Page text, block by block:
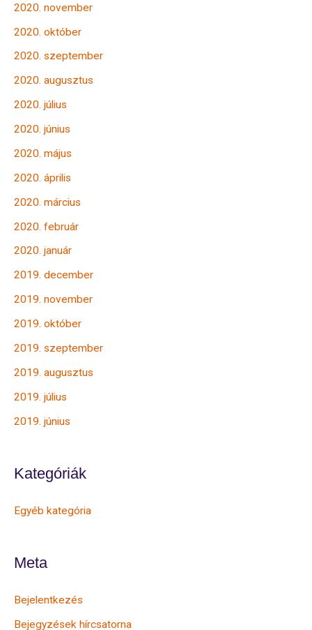
2020. november
2020. október
2020. szeptember
2020. augusztus
2020. július
2020. június
2020. május
2020. április
2020. március
2020. február
2020. január
2019. december
2019. november
2019. október
2019. szeptember
2019. augusztus
2019. július
2019. június
Kategóriák
Egyéb kategória
Meta
Bejelentkezés
Bejegyzések hírcsatorna